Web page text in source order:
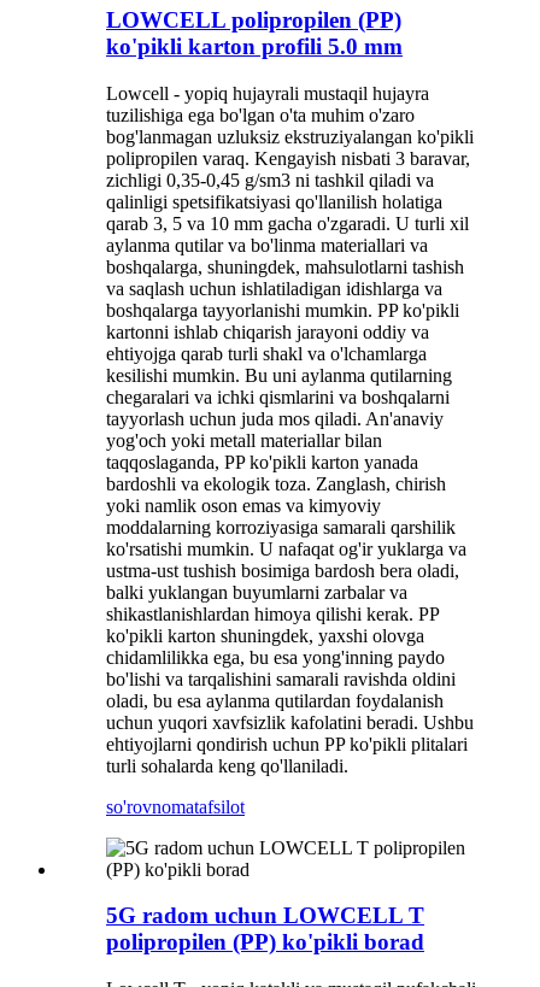
LOWCELL polipropilen (PP)
ko'pikli karton profili 5.0 mm
Lowcell - yopiq hujayrali mustaqil hujayra
tuzilishiga ega bo'lgan o'ta muhim o'zaro
bog'lanmagan uzluksiz ekstruziyalangan ko'pikli
polipropilen varaq. Kengayish nisbati 3 baravar,
zichligi 0,35-0,45 g/sm3 ni tashkil qiladi va
qalinligi spetsifikatsiyasi qo'llanilish holatiga
qarab 3, 5 va 10 mm gacha o'zgaradi. U turli xil
aylanma qutilar va bo'linma materiallari va
boshqalarga, shuningdek, mahsulotlarni tashish
va saqlash uchun ishlatiladigan idishlarga va
boshqalarga tayyorlanishi mumkin. PP ko'pikli
kartonni ishlab chiqarish jarayoni oddiy va
ehtiyojga qarab turli shakl va o'lchamlarga
kesilishi mumkin. Bu uni aylanma qutilarning
chegaralari va ichki qismlarini va boshqalarni
tayyorlash uchun juda mos qiladi. An'anaviy
yog'och yoki metall materiallar bilan
taqqoslaganda, PP ko'pikli karton yanada
bardoshli va ekologik toza. Zanglash, chirish
yoki namlik oson emas va kimyoviy
moddalarning korroziyasiga samarali qarshilik
ko'rsatishi mumkin. U nafaqat og'ir yuklarga va
ustma-ust tushish bosimiga bardosh bera oladi,
balki yuklangan buyumlarni zarbalar va
shikastlanishlardan himoya qilishi kerak. PP
ko'pikli karton shuningdek, yaxshi olovga
chidamlilikka ega, bu esa yong'inning paydo
bo'lishi va tarqalishini samarali ravishda oldini
oladi, bu esa aylanma qutilardan foydalanish
uchun yuqori xavfsizlik kafolatini beradi. Ushbu
ehtiyojlarni qondirish uchun PP ko'pikli plitalari
turli sohalarda keng qo'llaniladi.
so'rovnomatafsilot
5G radom uchun LOWCELL T
polipropilen (PP) ko'pikli borad